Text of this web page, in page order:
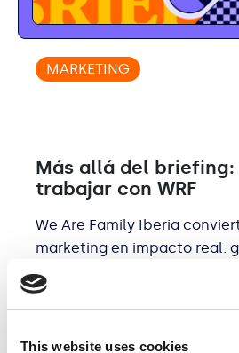
This website uses cookies
MARKETING
Más allá del briefing:
trabajar con WRF
We Are Family Iberia
marketing en impacto real:
deadlines imposibles,
activaciones urgentes con
Alpha. Una agencia que